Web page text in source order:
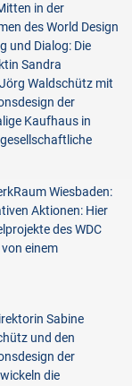
in der
des World Design
und Dialog: Die
Sandra
Waldschütz mit
der
Kaufhaus in
Wiesbaden:
Aktionen: Hier
des WDC
einem
Sabine
und den
der
die